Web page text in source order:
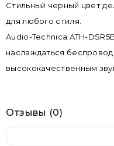
Стильный черный цвет
для любого стиля.
Audio-Technica ATH-
наслаждаться
высококачественным
Отзывы (0)